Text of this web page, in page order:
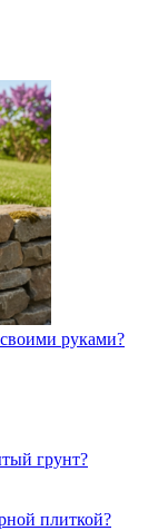
руками?
грунт?
плиткой?